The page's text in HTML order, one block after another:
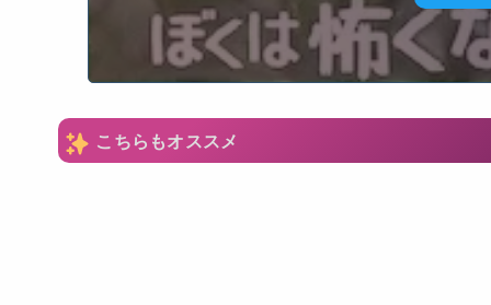
こちらもオススメ